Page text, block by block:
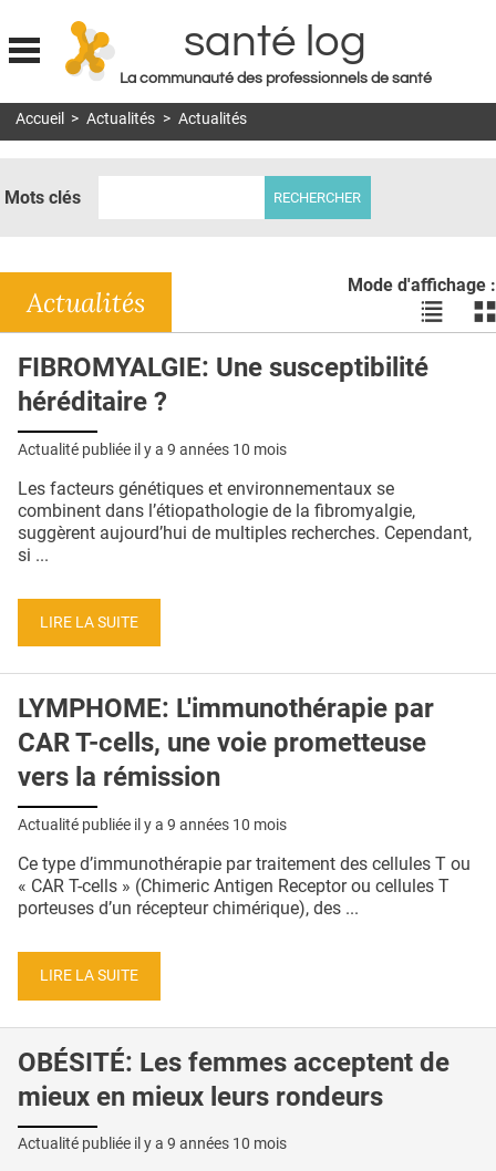
Jump to navigation
santé log
La communauté des professionnels de santé
MON COMPTE
DOSSIERS
RÉSEAUX
E-REVUE SAD
QUI SOMMES-NOUS ?
PUBLICITÉ
Accueil > Actualités > Actualités
Mots clés
Mode d'affichage :
Voir
les
en
les
Actualités
FIBROMYALGIE: Une susceptibilité
héréditaire ?
Actualité publiée il y a 9 années 10 mois
Les facteurs génétiques et environnementaux se
combinent dans l’étiopathologie de la fibromyalgie,
suggèrent aujourd’hui de multiples recherches. Cependant,
si ...
LIRE LA SUITE
LYMPHOME: L'immunothérapie par
CAR T-cells, une voie prometteuse
vers la rémission
Actualité publiée il y a 9 années 10 mois
Ce type d’immunothérapie par traitement des cellules T ou
« CAR T-cells » (Chimeric Antigen Receptor ou cellules T
porteuses d’un récepteur chimérique), des ...
LIRE LA SUITE
OBÉSITÉ: Les femmes acceptent de
mieux en mieux leurs rondeurs
Actualité publiée il y a 9 années 10 mois